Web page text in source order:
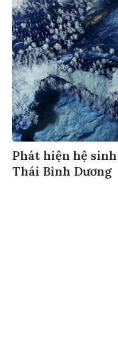
Phát hiện hệ
Thái Bình Dương